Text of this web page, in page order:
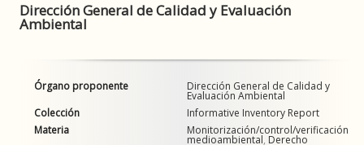
Dirección General de Calidad y Evaluación
Ambiental
Órgano proponente Dirección General de Calidad y
Evaluación Ambiental
Colección
Informative Inventory Report
Materia
Monitorización/control/verificación
medioambiental, Derecho